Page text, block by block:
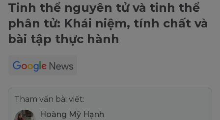
Tinh thể nguyên tử và tinh thể
phân tử: Khái niệm, tính chất và
bài tập thực hành
Tham vấn bài viết:
Hoàng Mỹ Hạnh